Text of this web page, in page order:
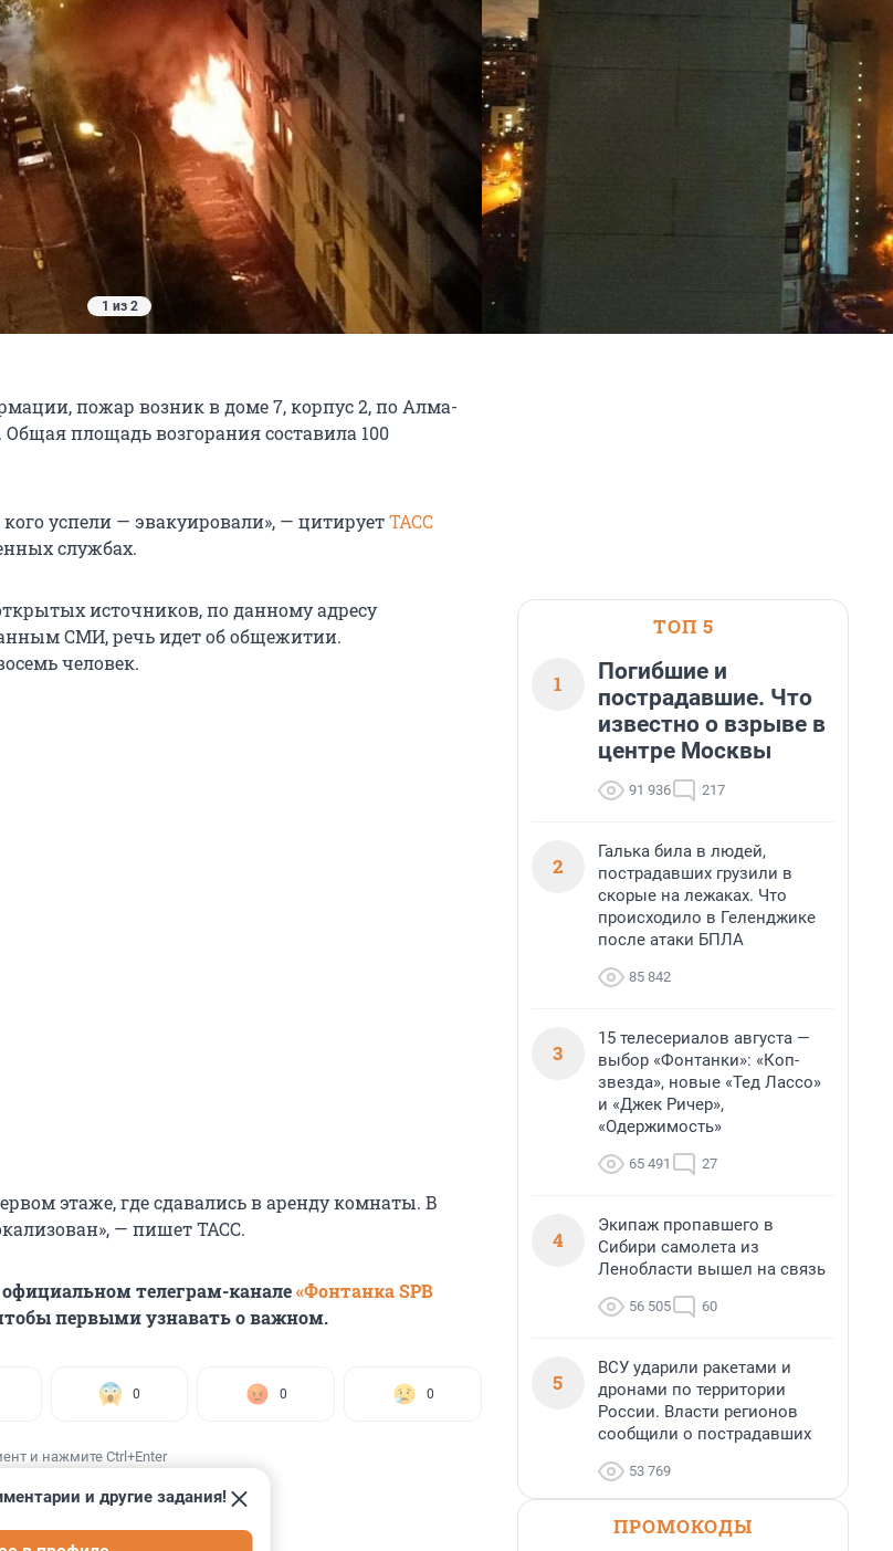
1 из 2
пожар возник в доме 7, корпус 2, по Алма-
площадь возгорания составила 100
успели — эвакуировали», — цитируетТАСС
службах.
источников, по данному адресу
СМИ, речь идет об общежитии.
человек.
этаже, где сдавались в аренду комнаты. В
— пишет ТАСС.
телеграм-канале«Фонтанка SPB
первыми узнавать о важном.
0 0 0
и нажмите Ctrl+Enter
и другие задания!
ТОП 5
1
Погибшие и
пострадавшие. Что
известно о взрыве в
центре Москвы
91 936 217
2
Галька била в людей,
пострадавших грузили в
скорые на лежаках. Что
происходило в Геленджике
после атаки БПЛА
85 842
3
15 телесериалов августа —
выбор «Фонтанки»: «Коп-
звезда», новые «Тед Лассо»
и «Джек Ричер»,
«Одержимость»
65 491 27
4
Экипаж пропавшего в
Сибири самолета из
Ленобласти вышел на связь
56 505 60
5
ВСУ ударили ракетами и
дронами по территории
России. Власти регионов
сообщили о пострадавших
53 769
ПРОМОКОДЫ